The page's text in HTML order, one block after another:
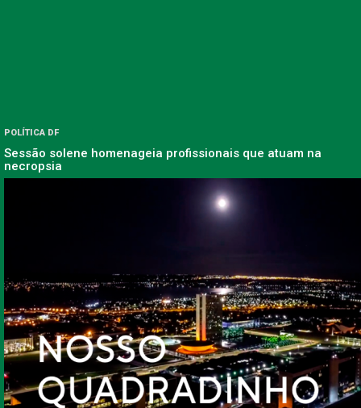
POLÍTICA DF
Sessão solene homenageia profissionais que atuam na
necropsia